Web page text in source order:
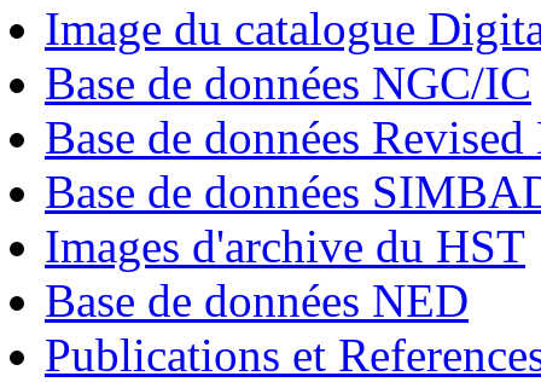
Image du catalogue
Base de données NGC/IC
Base de données
Base de données
Images d'archive du HST
Base de données NED
Publications et